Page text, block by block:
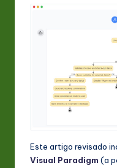
In
Este artigo revisado
Visual Paradigm (a